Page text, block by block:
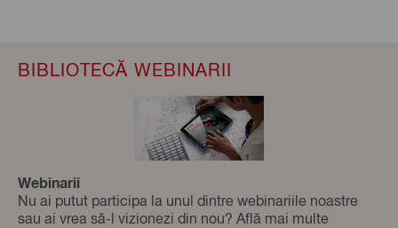
BIBLIOTECĂ WEBINARII
Webinarii
Nu ai putut participa la unul dintre webinariile noastre
sau ai vrea să-l vizionezi din nou? Află mai multe